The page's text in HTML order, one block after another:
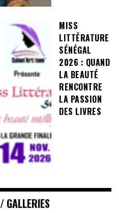
MISS
LITTÉRATURE
SÉNÉGAL
2026 : QUAND
LA BEAUTÉ
RENCONTRE
LA PASSION
DES LIVRES
GALLERIES